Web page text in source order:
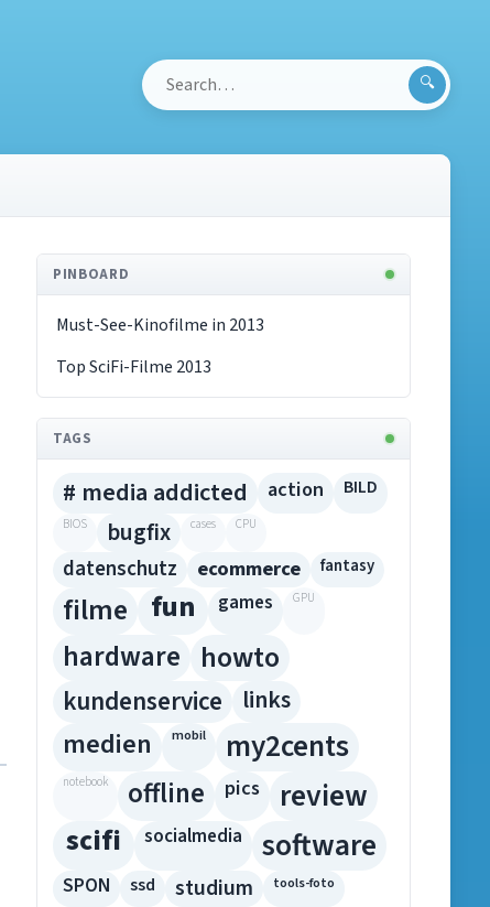
Search
PINBOARD
Must-See-Kinofilme in 2013
Top SciFi-Filme 2013
TAGS
# media addicted action BILD
BIOS bugfix cases CPU
datenschutz ecommerce fantasy
filme fun games GPU
hardware howto
kundenservice links
medien mobil my2cents
notebook offline pics review
scifi socialmedia software
SPON ssd studium tools-foto